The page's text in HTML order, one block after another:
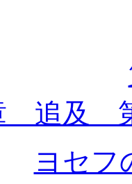
追及
ヨセフ